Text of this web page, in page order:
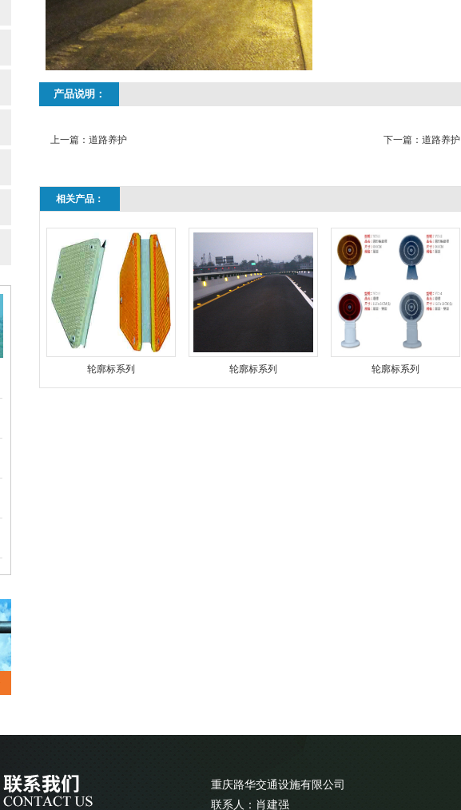
产品说明：
上一篇： 道路养护 下一篇： 道路养护
相关产品：
轮廓标系列 轮廓标系列 轮廓标系列
重庆路华交通设施有限公司
联系人：肖建强